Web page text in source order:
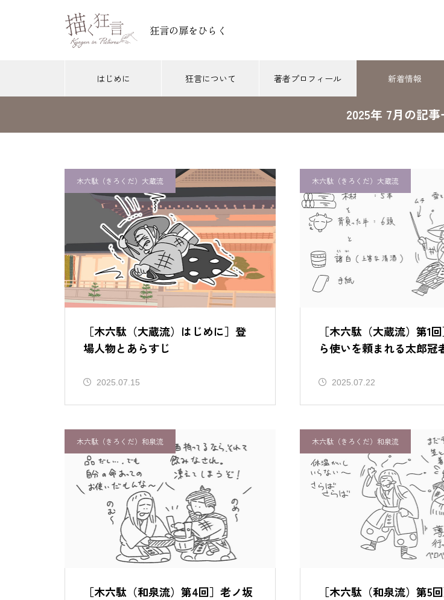
狂言の扉をひらく
はじめに 狂言について 著者プロフィール 新着情報
最近の記事
2026.05.05
［唐相撲（現代の狂言）はじめ
に］登場人物とあらすじ
2026.05.12
［唐相撲（現代の狂言）第1回］相
撲取りと皇帝一行の登場
［
国
おすすめ
［唐相撲（現代の狂言）はじめ
に］登場人物とあらすじ
［釣狐（和泉流）
人物とあらすじ
寝音曲（和泉流）
［附子 はじめに］登場人物とあ
らすじ
冠者に留守番を
主人
［附子 第3回］「附子」に興味
を持つ二人
［附子 第4回］
2025年 7月の記
木六駄（きろくだ）大蔵流
［木六駄（大蔵流）はじめに］登
場人物とあらすじ
2025.07.15
木六駄（きろくだ）大蔵流
［木六駄（大蔵流）第1
ら使いを頼まれる太郎冠
2025.07.22
木六駄（きろくだ）和泉流
［木六駄（和泉流）第4回］老ノ坂
木六駄（きろくだ）和泉流
［木六駄（和泉流）第5